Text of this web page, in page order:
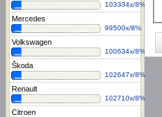
103334x/8%
Mercedes
99500x/8%
Volkswagen
100634x/8%
Škoda
102647x/8%
Renault
102710x/8%
Citroen